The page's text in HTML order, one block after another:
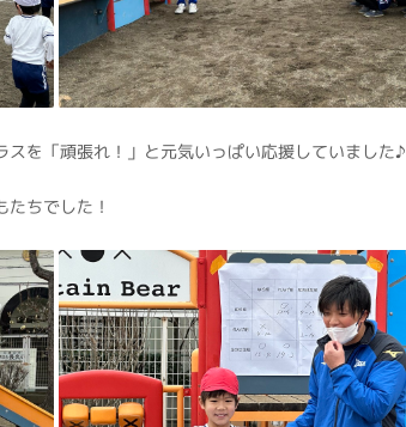
を「頑張れ！」と元気いっぱい応援していました♪
ちでした！